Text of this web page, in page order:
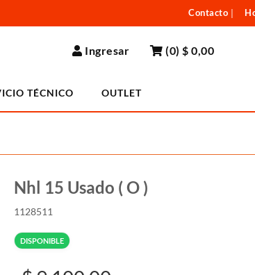
Contacto
Ingresar (0)$ 0,00
TÉCNICO OUTLET
Nhl 15 Usado ( O )
1128511
DISPONIBLE